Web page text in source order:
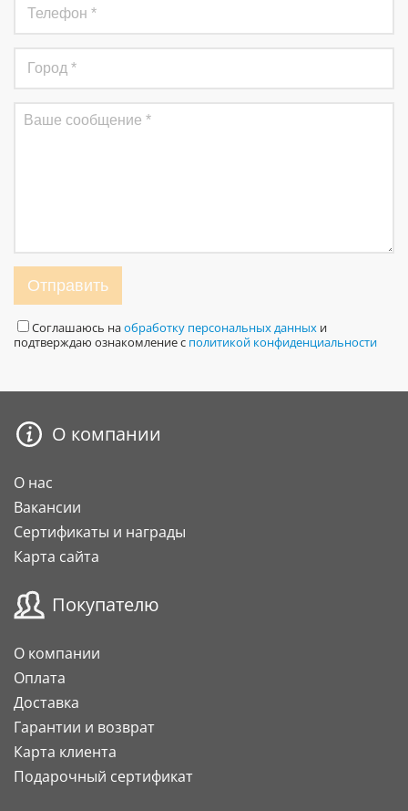
Отправить
Соглашаюсь наобработку персональных данных и
подтверждаю ознакомление с политикой конфиденциальности
О компании
О нас
Вакансии
Сертификаты и награды
Карта сайта
Покупателю
О компании
Оплата
Доставка
Гарантии и возврат
Карта клиента
Подарочный сертификат